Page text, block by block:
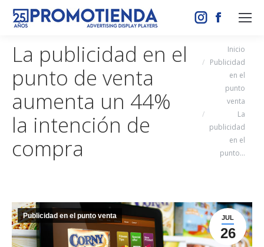
Instagram
window
Facebook
opens
new
window
La publicidad en el
punto de venta
aumenta un 44%
la intención de
compra
Estás aquí:Inicio
Publicidad
en el
punto
venta
La
publicidad
en el
punto…
JUL
26
Publicidad en el punto venta